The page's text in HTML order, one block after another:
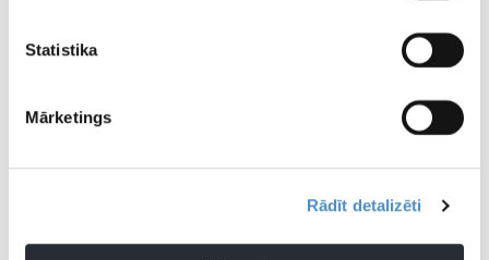
Statistika
Mārketings
Rādīt detalizēti